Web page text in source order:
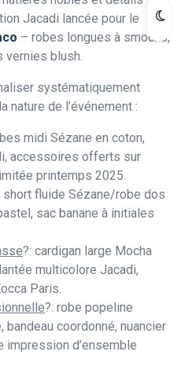
Jacadi lancée pour le
– robes longues à smocks,
vernies blush.
systématiquement
nature de l’événement :
midi Sézane en coton,
accessoires offerts sur
printemps 2025.
short fluide Sézane/robe dos
sac banane à initiales
?: cardigan large Mocha
multicolore Jacadi,
Paris.
?: robe popeline
bandeau coordonné, nuancier
impression d’ensemble